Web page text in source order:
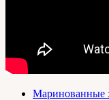
Маринованные